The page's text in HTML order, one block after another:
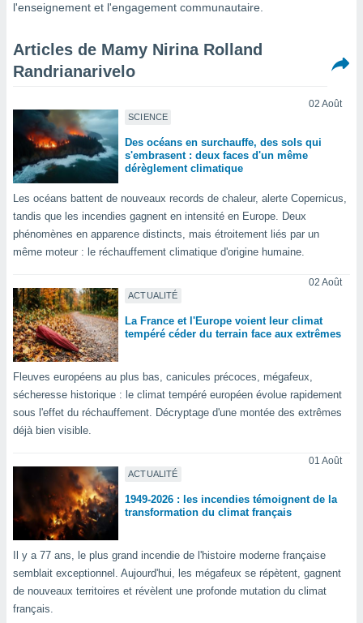
nous
à vous
des
de très
sur
et
»,
de
qu'ils
ou
le
ainsi
la
du
en
l'enseignement et l'engagement communautaire.
Articles de Mamy Nirina Rolland
Randrianarivelo
SCIENCE
02 Août
Des océans en surchauffe, des sols qui
s'embrasent : deux faces d'un même
dérèglement climatique
Les océans battent de nouveaux records de chaleur, alerte Copernicus,
tandis que les incendies gagnent en intensité en Europe. Deux
phénomènes en apparence distincts, mais étroitement liés par un
même moteur : le réchauffement climatique d'origine humaine.
ACTUALITÉ
02 Août
La France et l'Europe voient leur climat
tempéré céder du terrain face aux extrêmes
Fleuves européens au plus bas, canicules précoces, mégafeux,
sécheresse historique : le climat tempéré européen évolue rapidement
sous l'effet du réchauffement. Décryptage d'une montée des extrêmes
déjà bien visible.
ACTUALITÉ
01 Août
1949-2026 : les incendies témoignent de la
transformation du climat français
Il y a 77 ans, le plus grand incendie de l'histoire moderne française
semblait exceptionnel. Aujourd'hui, les mégafeux se répètent, gagnent
de nouveaux territoires et révèlent une profonde mutation du climat
français.